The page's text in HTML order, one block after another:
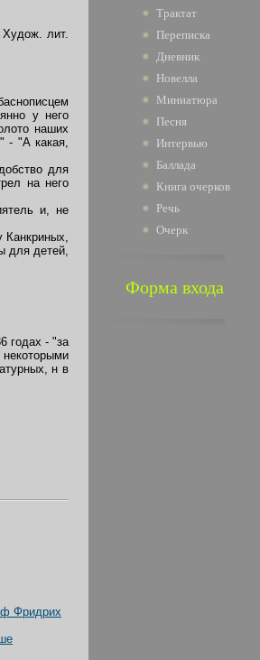
лит.
у него
наших
- "А какая,
для
на него
и, не
для детей,
годах - "за
н в
Фридрих
Трактат
Переписка
Дневник
Новелла
Миниатюра
Песня
Интервью
Баллада
Книга очерков
Речь
Очерк
Форма входа